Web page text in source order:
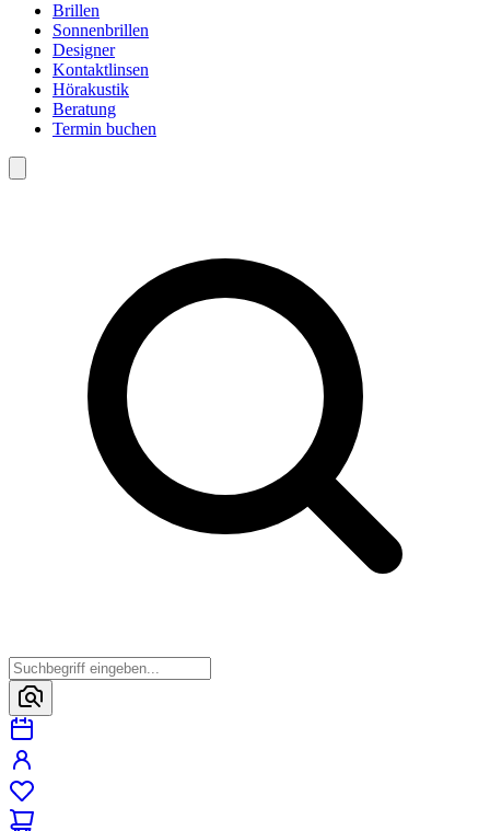
Brillen
Sonnenbrillen
Designer
Kontaktlinsen
Hörakustik
Beratung
Termin buchen